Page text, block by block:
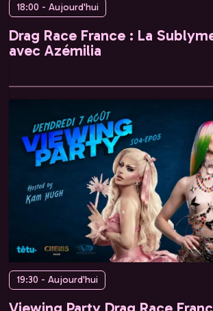
18:00 - Aujourd'hui
Drag Race France : La
avec Azémilia
19:30 - Aujourd'hui